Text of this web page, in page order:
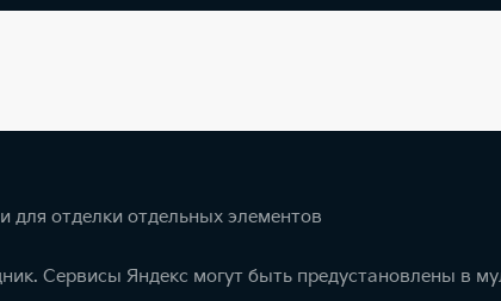
для отделки отдельных элементов
Сервисы Яндекс могут быть предустановлены в